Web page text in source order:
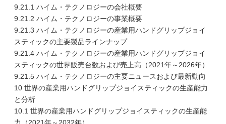
9.21.1 ハイム・テクノロジーの会社概要
9.21.2 ハイム・テクノロジーの事業概要
9.21.3 ハイム・テクノロジーの産業用ハンドグリップジョイ
スティックの主要製品ラインナップ
9.21.4 ハイム・テクノロジーの産業用ハンドグリップジョイ
スティックの世界販売台数および売上高（2021年～2026年）
9.21.5 ハイム・テクノロジーの主要ニュースおよび最新動向
10 世界の産業用ハンドグリップジョイスティックの生産能力
と分析
10.1 世界の産業用ハンドグリップジョイスティックの生産能